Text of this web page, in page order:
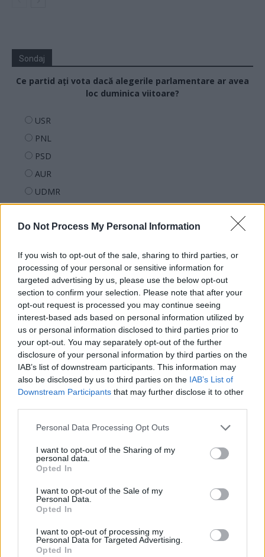
Do Not Process My Personal Information
If you wish to opt-out of the sale, sharing to third parties, or
processing of your personal or sensitive information for
targeted advertising by us, please use the below opt-out
section to confirm your selection. Please note that after your
opt-out request is processed you may continue seeing
interest-based ads based on personal information utilized by
us or personal information disclosed to third parties prior to
your opt-out. You may separately opt-out of the further
disclosure of your personal information by third parties on the
IAB’s list of downstream participants. This information may
also be disclosed by us to third parties on the IAB’s List of
Downstream Participants that may further disclose it to other
Personal Data Processing Opt Outs
I want to opt-out of the Sharing of my
personal data.
Opted In
I want to opt-out of the Sale of my
Personal Data.
Opted In
I want to opt-out of processing my
Personal Data for Targeted Advertising.
Opted In
Sondaj
Ce partid ați vota dacă alegerile parlamentare ar avea
loc duminica viitoare?
USR
PNL
PSD
AUR
UDMR
Forța Dreptei (L. Orban)
REPER
SENS
SOS (Șoșoacă)
POT (Gavrilă)
PACE (Peia)
Acțiunea Conservatoare (Târziu)
PDF (Lazarus)
PUSL (D. Voiculescu)
PNCR (Terheș)
FAR (Coarnă)
România pe Primul Loc (Ponta)
Altul
Arată rezultatele